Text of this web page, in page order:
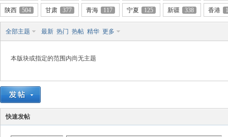
陕西 504 甘肃 377 青海 117 宁夏 125 新疆 338 香港 1
全部主题 最新 热门 热帖 精华 更多
本版块或指定的范围内尚无主题
快速发帖